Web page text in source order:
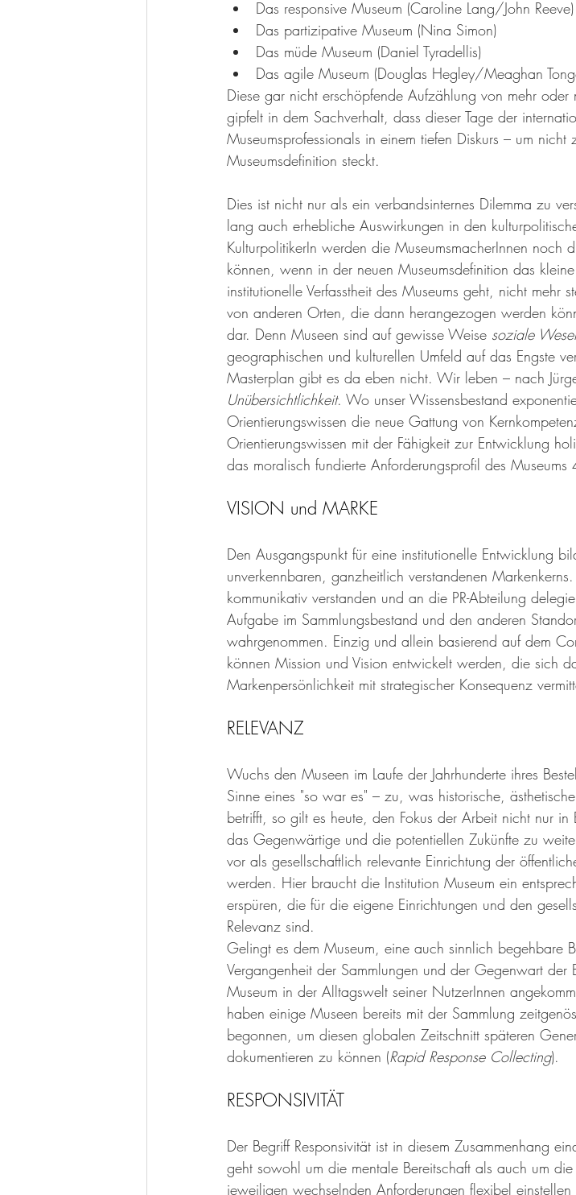
Das responsive Museum (Caroline Lang/John Reeve)
Das partizipative Museum (Nina Simon)
Das müde Museum (Daniel Tyradellis)
Das agile Museum (Douglas Hegley/Meaghan
Diese gar nicht erschöpfende Aufzählung von mehr oder
gipfelt in dem Sachverhalt, dass dieser Tage der
Museumsprofessionals in einem tiefen Diskurs – um
Museumsdefinition steckt.
Dies ist nicht nur als ein verbandsinternes Dilemma zu
lang auch erhebliche Auswirkungen in den
KulturpolitikerIn werden die MuseumsmacherInnen noch
können, wenn in der neuen Museumsdefinition das
institutionelle Verfasstheit des Museums geht, nicht mehr
von anderen Orten, die dann herangezogen werden
dar. Denn Museen sind auf gewisse Weise soziale
geographischen und kulturellen Umfeld auf das Engste
Masterplan gibt es da eben nicht. Wir leben – nach
Unübersichtlichkeit. Wo unser Wissensbestand
Orientierungswissen die neue Gattung von
Orientierungswissen mit der Fähigkeit zur Entwicklung
das moralisch fundierte Anforderungsprofil des Museums
VISION und MARKE
Den Ausgangspunkt für eine institutionelle Entwicklung
unverkennbaren, ganzheitlich verstandenen
kommunikativ verstanden und an die PR-Abteilung
Aufgabe im Sammlungsbestand und den anderen
wahrgenommen. Einzig und allein basierend auf dem
können Mission und Vision entwickelt werden, die sich
Markenpersönlichkeit mit strategischer Konsequenz
RELEVANZ
Wuchs den Museen im Laufe der Jahrhunderte ihres
Sinne eines "so war es" – zu, was historische,
betrifft, so gilt es heute, den Fokus der Arbeit nicht nur
das Gegenwärtige und die potentiellen Zukünfte zu
vor als gesellschaftlich relevante Einrichtung der
werden. Hier braucht die Institution Museum ein
erspüren, die für die eigene Einrichtungen und den
Relevanz sind.
Gelingt es dem Museum, eine auch sinnlich begehbare
Vergangenheit der Sammlungen und der Gegenwart der
Museum in der Alltagswelt seiner NutzerInnen
haben einige Museen bereits mit der Sammlung
begonnen, um diesen globalen Zeitschnitt späteren
dokumentieren zu können (Rapid Response Collecting).
RESPONSIVITÄT
Der Begriff Responsivität ist in diesem Zusammenhang
geht sowohl um die mentale Bereitschaft als auch um
jeweiligen wechselnden Anforderungen flexibel